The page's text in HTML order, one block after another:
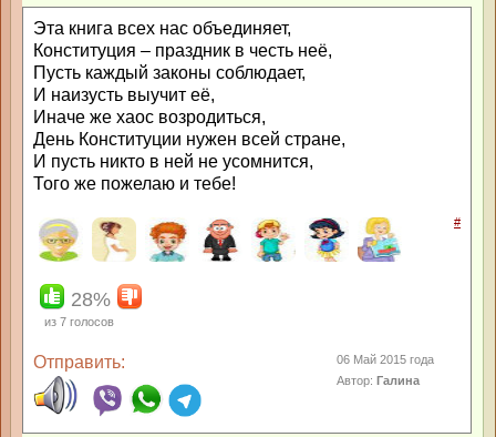
Эта книга всех нас объединяет,
Конституция – праздник в честь неё,
Пусть каждый законы соблюдает,
И наизусть выучит её,
Иначе же хаос возродиться,
День Конституции нужен всей стране,
И пусть никто в ней не усомнится,
Того же пожелаю и тебе!
#
28%
из 7 голосов
Отправить:
06 Май 2015 года
Автор:Галина